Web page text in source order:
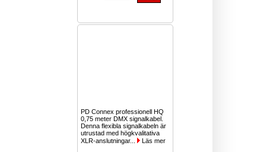
PD Connex professionell HQ
0,75 meter DMX signalkabel.
Denna flexibla signalkabeln är
utrustad med högkvalitativa
XLR-anslutningar...
Läs mer